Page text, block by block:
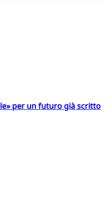
per un futuro già scritto